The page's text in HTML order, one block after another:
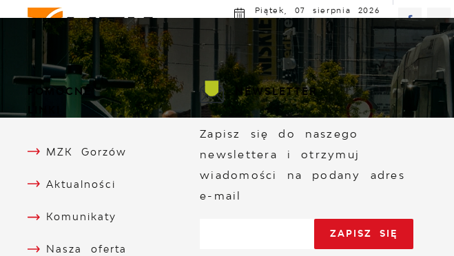
Przejdź do menu.
Przejdź do wyszukiwarki.
Przejdź do treści.
Przejdź do ustawień wielkości czcionki.
Włącz wersję kontrastową strony. Piątek, 07 sierpnia 2026
Pochmurno
MZK GORZÓW ROZKŁAD JAZDY AKTUALNOŚCI KOMUNIKATY
POMOCNE
LINKI
MZK Gorzów
Aktualności
Komunikaty
Nasza oferta
NEWSLETTER
Zapisz się do naszego
newslettera i otrzymuj
wiadomości na podany adres
e-mail